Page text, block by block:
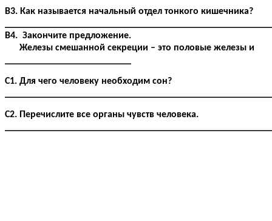
В3. Как называется начальный отдел тонкого кишечника?
В4. Закончите предложение.
Железы смешанной секреции – это половые железы и
С1. Для чего человеку необходим сон?
С2. Перечислите все органы чувств человека.